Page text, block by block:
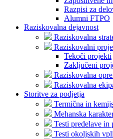
Razpisi za
Alumni FTPO
Raziskovalna dejavnost
Raziskovalna
Raziskovalni
Tekoči projekti
Zaključeni
Raziskovalna
Raziskovalna
Storitve za podjetja
Termična in
Mehanska
Testi predelave in
Testi okoljskih